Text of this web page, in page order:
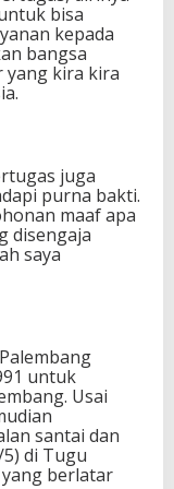
bisa
kepada
bangsa
yang kira kira
juga
purna bakti.
maaf apa
disengaja
saya
untuk
Usai
santai dan
di Tugu
berlatar